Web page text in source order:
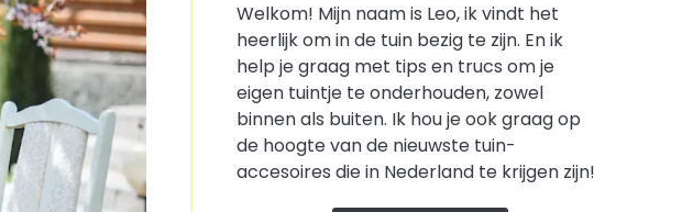
Welkom! Mijn naam is Leo, ik vindt het
heerlijk om in de tuin bezig te zijn. En ik
help je graag met tips en trucs om je
eigen tuintje te onderhouden, zowel
binnen als buiten. Ik hou je ook graag op
de hoogte van de nieuwste tuin-
accesoires die in Nederland te krijgen zijn!